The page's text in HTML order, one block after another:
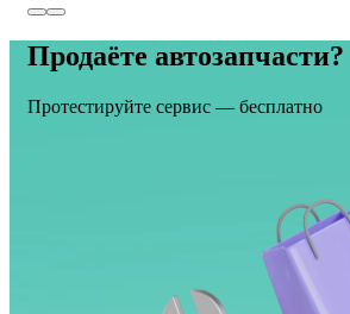
Продаёте автозапчасти?
Протестируйте сервис — бесплатно